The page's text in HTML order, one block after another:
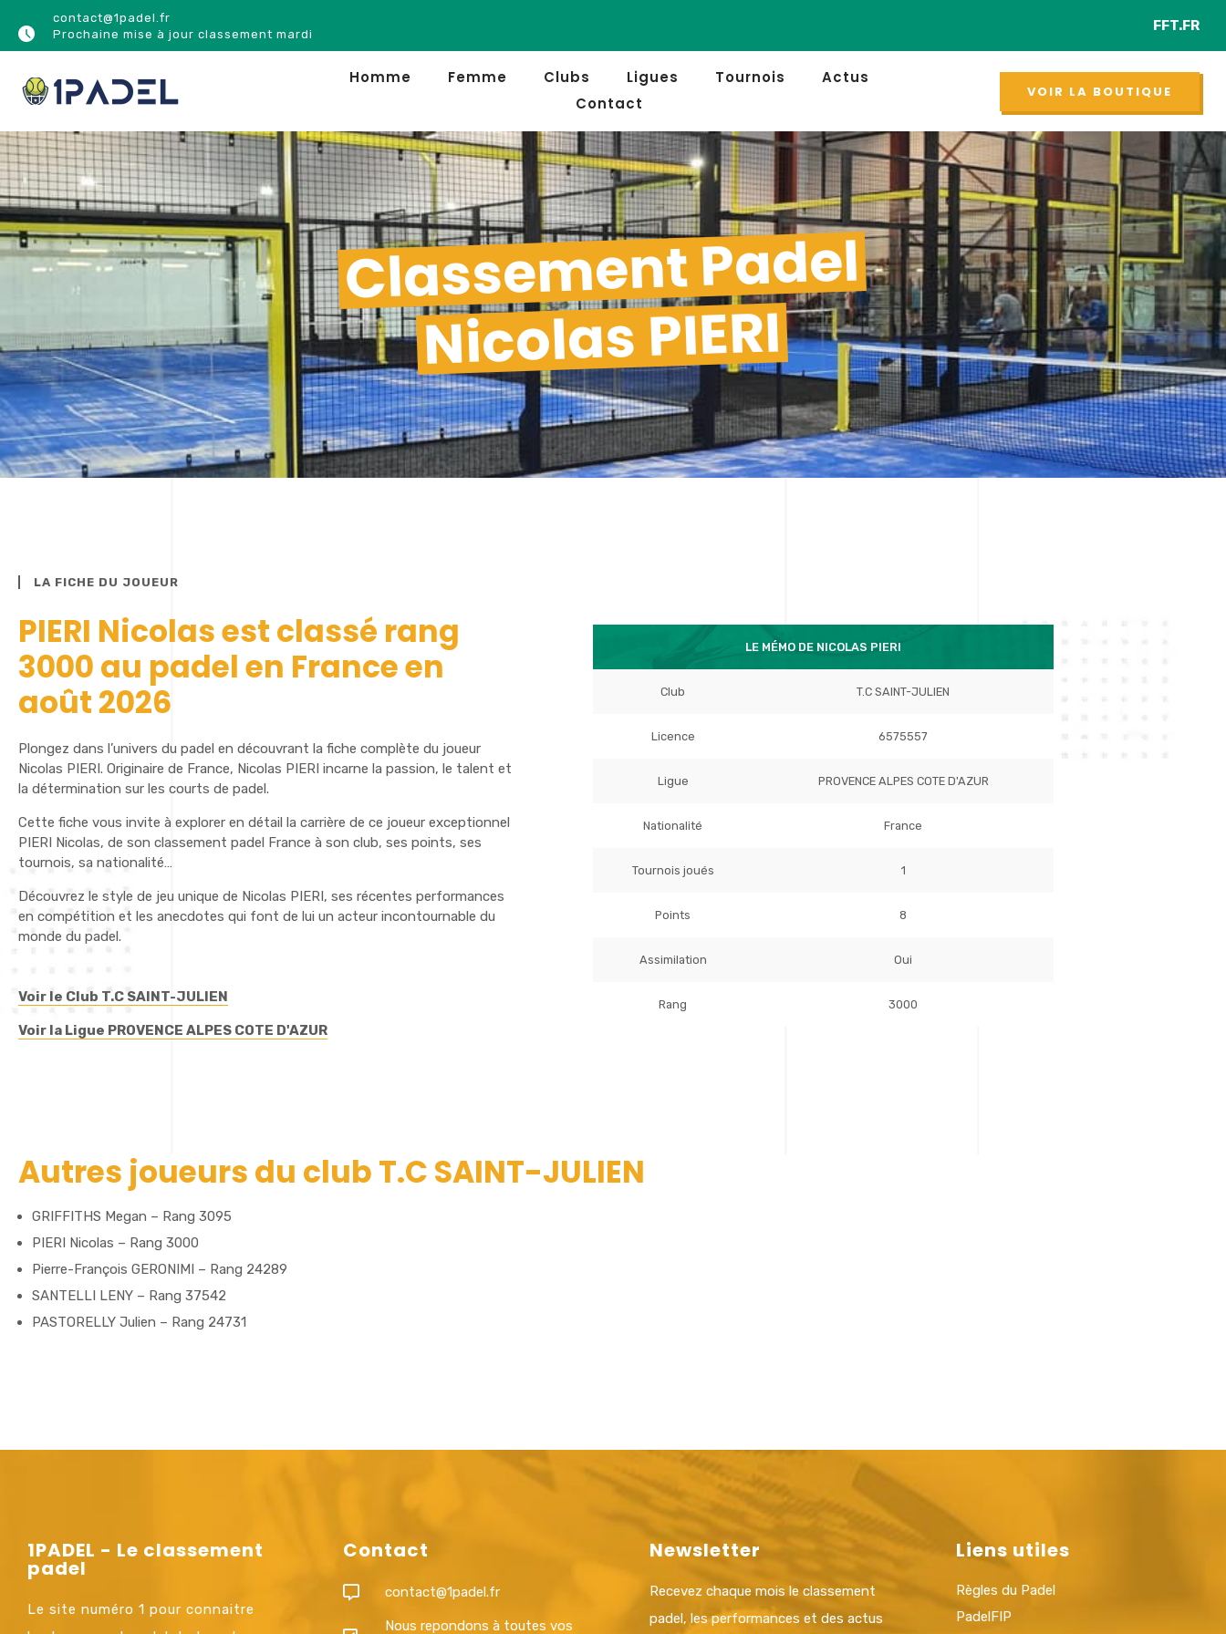
contact@1padel.fr
Prochaine mise à jour classement mardi
NOUVEAUFFT.FR
Homme Femme Clubs Ligues Tournois
Actus
Contact
VOIR LA BOUTIQUE
Classement Padel
Nicolas PIERI
LA FICHE DU JOUEUR
PIERI Nicolas est classé rang
3000 au padel en France en
août 2026
Plongez dans l’univers du padel en découvrant la fiche complète du joueur
Nicolas PIERI. Originaire de France, Nicolas PIERI incarne la passion, le talent et
la détermination sur les courts de padel.
Cette fiche vous invite à explorer en détail la carrière de ce joueur exceptionnel
PIERI Nicolas, de son classement padel France à son club, ses points, ses
tournois, sa nationalité…
Découvrez le style de jeu unique de Nicolas PIERI, ses récentes performances
en compétition et les anecdotes qui font de lui un acteur incontournable du
monde du padel.
Voir le Club T.C SAINT-JULIEN
Voir la Ligue PROVENCE ALPES COTE D'AZUR
LE MÉMO DE NICOLAS PIERI
Club T.C SAINT-JULIEN
Licence 6575557
Ligue PROVENCE ALPES COTE D'AZUR
Nationalité France
Tournois joués 1
Points 8
Assimilation Oui
Rang 3000
Autres joueurs du club T.C SAINT-JULIEN
GRIFFITHS Megan – Rang 3095
PIERI Nicolas – Rang 3000
Pierre-François GERONIMI – Rang 24289
SANTELLI LENY – Rang 37542
PASTORELLY Julien – Rang 24731
1PADEL - Le classement
padel
Le site numéro 1 pour connaitre
Contact
contact@1padel.fr
Nous repondons à toutes vos
Newsletter
Recevez chaque mois le classement
padel, les performances et des actus
Liens utiles
Règles du Padel
PadelFIP